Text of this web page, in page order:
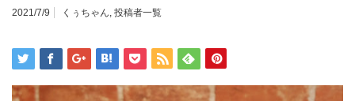
2021/7/9 くぅちゃん, 投稿者一覧